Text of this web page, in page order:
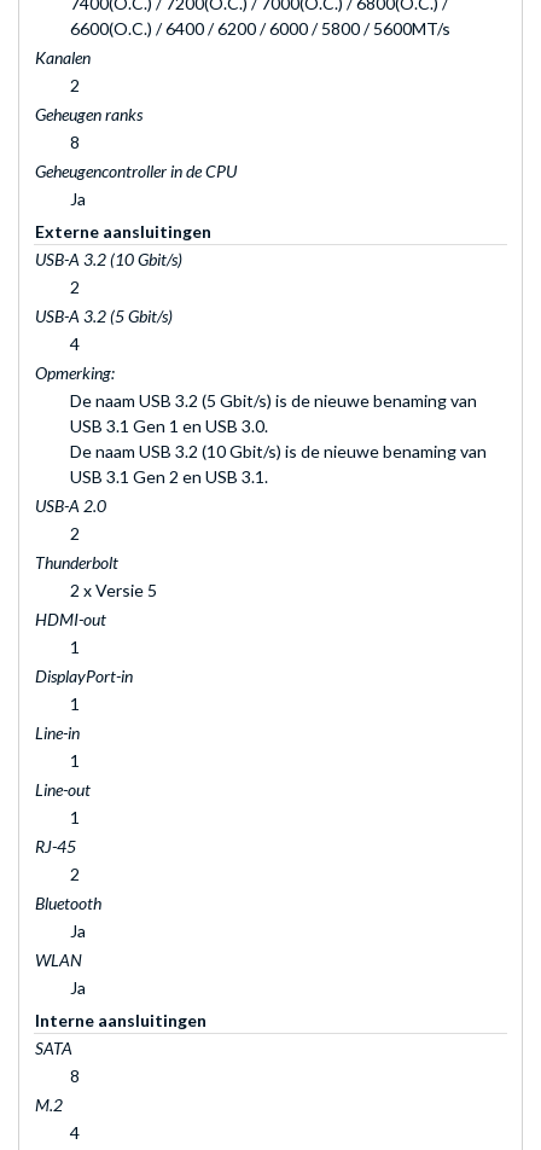
6600(O.C.) / 6400 / 6200 / 6000 / 5800 / 5600MT/s
Kanalen
2
Geheugen ranks
8
Geheugencontroller in de CPU
Ja
Externe aansluitingen
USB-A 3.2 (10 Gbit/s)
2
USB-A 3.2 (5 Gbit/s)
4
Opmerking:
De naam USB 3.2 (5 Gbit/s) is de nieuwe benaming van
USB 3.1 Gen 1 en USB 3.0.
De naam USB 3.2 (10 Gbit/s) is de nieuwe benaming van
USB 3.1 Gen 2 en USB 3.1.
USB-A 2.0
2
Thunderbolt
2 x Versie 5
HDMI-out
1
DisplayPort-in
1
Line-in
1
Line-out
1
RJ-45
2
Bluetooth
Ja
WLAN
Ja
Interne aansluitingen
SATA
8
M.2
4